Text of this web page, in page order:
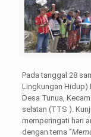
Pada tanggal 28
Lingkungan Hidup)
Desa Tunua,
selatan (TTS ).
memperingati hari
dengan tema ‘’